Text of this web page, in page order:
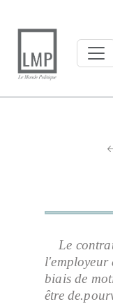
Le
biais de
être